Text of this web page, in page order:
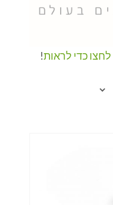
לחצו כדי לראות!